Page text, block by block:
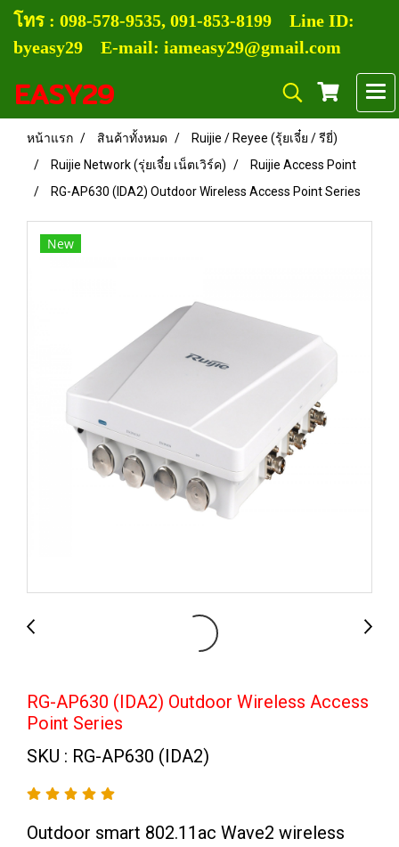
โทร : 098-578-9535, 091-853-8199 Line ID:
byeasy29 E-mail: iameasy29@gmail.com
EASY29
หน้าแรก สินค้าทั้งหมด
Ruijie / Reyee (รุ้ยเจี๋ย / รียี่)
Ruijie Network (รุ่ยเจี๋ย เน็ตเวิร์ค)
Ruijie Access Point
RG-AP630 (IDA2) Outdoor Wireless Access Point Series
New
RG-AP630 (IDA2) Outdoor Wireless Access
Point Series
SKU : RG-AP630 (IDA2)
Outdoor smart 802.11ac Wave2 wireless